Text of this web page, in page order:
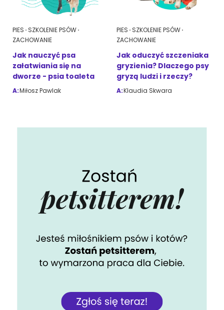
PIES SZKOLENIE PSÓW
ZACHOWANIE
Jak nauczyć psa
załatwiania się na
dworze - psia toaleta
A:Miłosz Pawlak
PIES SZKOLENIE PSÓW
ZACHOWANIE
Jak oduczyć szczeniaka
gryzienia? Dlaczego psy
gryzą ludzi i rzeczy?
A:Klaudia Skwara